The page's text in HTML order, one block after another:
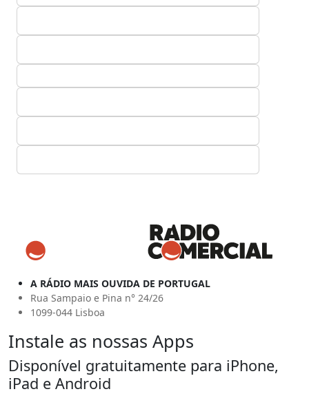
A RÁDIO MAIS OUVIDA DE PORTUGAL
Rua Sampaio e Pina n° 24/26
1099-044 Lisboa
Instale as nossas Apps
Disponível gratuitamente para iPhone,
iPad e Android